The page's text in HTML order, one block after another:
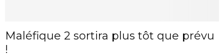
Maléfique 2 sortira plus tôt que prévu
!